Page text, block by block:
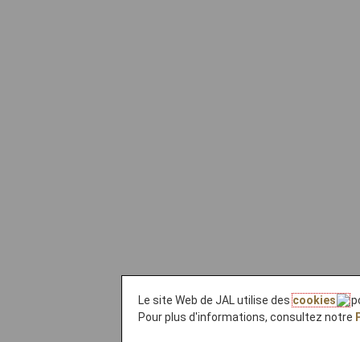
Le site Web de JAL utilise descookies
Pour plus d'informations, consultez notre